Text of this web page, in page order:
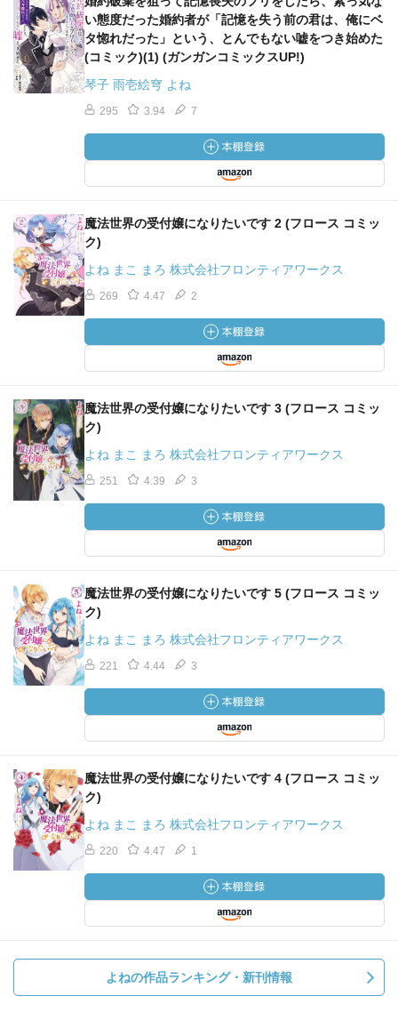
い態度だった婚約者が「記憶を失う前の君は、俺にベ
タ惚れだった」という、とんでもない嘘をつき始めた
(コミック)(1) (ガンガンコミックスUP!)
琴子 雨壱絵穹 よね
295 3.94 7
魔法世界の受付嬢になりたいです 2 (フロース コミッ
ク)
よね まこ まろ 株式会社フロンティアワークス
269 4.47 2
魔法世界の受付嬢になりたいです 3 (フロース コミッ
ク)
よね まこ まろ 株式会社フロンティアワークス
251 4.39 3
魔法世界の受付嬢になりたいです 5 (フロース コミッ
ク)
よね まこ まろ 株式会社フロンティアワークス
221 4.44 3
魔法世界の受付嬢になりたいです 4 (フロース コミッ
ク)
よね まこ まろ 株式会社フロンティアワークス
220 4.47 1
よねの作品ランキング・新刊情報